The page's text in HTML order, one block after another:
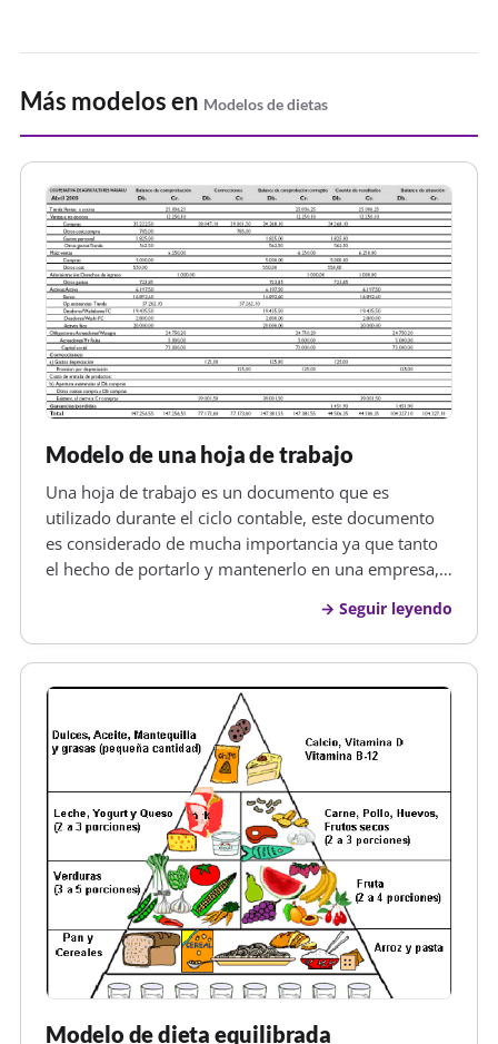
Más modelos en Modelos de dietas
Modelo de una hoja de trabajo
Una hoja de trabajo es un documento que es
utilizado durante el ciclo contable, este documento
es considerado de mucha importancia ya que tanto
el hecho de portarlo y mantenerlo en una empresa,
contabilidad dentro de esta vaya perfectamente,
además este documento es usa…
Seguir leyendo
Modelo de dieta equilibrada